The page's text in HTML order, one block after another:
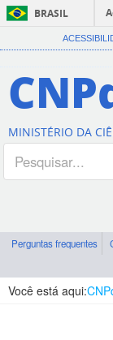
BRASIL
MINISTÉRIO DA
Perguntas frequentes
Você está aqui: